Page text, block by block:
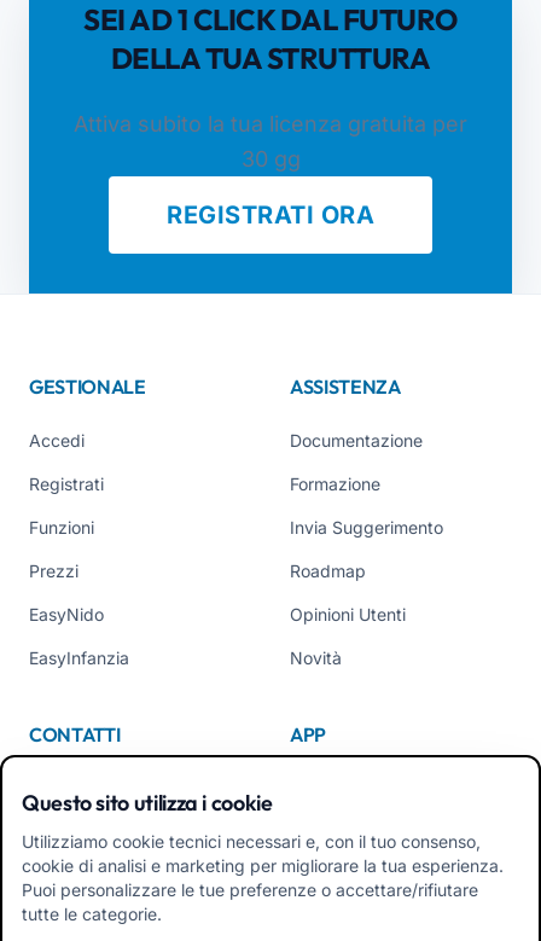
SEI AD 1 CLICK DAL FUTURO
DELLA TUA STRUTTURA
Attiva subito la tua licenza gratuita per
30 gg
REGISTRATI ORA
GESTIONALE
Accedi
Registrati
Funzioni
Prezzi
EasyNido
EasyInfanzia
ASSISTENZA
Documentazione
Formazione
Invia Suggerimento
Roadmap
Opinioni Utenti
Novità
CONTATTI
Contattaci
Tel +39 02 84152514
APP
Questo sito utilizza i cookie
Utilizziamo cookie tecnici necessari e, con il tuo consenso,
cookie di analisi e marketing per migliorare la tua esperienza.
Puoi personalizzare le tue preferenze o accettare/rifiutare
tutte le categorie.